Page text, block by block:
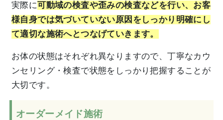
実際に可動域の検査や歪みの検査などを行い、お客
様自身では気づいていない原因をしっかり明確にし
て適切な施術へとつなげていきます。
お体の状態はそれぞれ異なりますので、丁寧なカウ
ンセリング・検査で状態をしっかり把握することが
大切です。
オーダーメイド施術